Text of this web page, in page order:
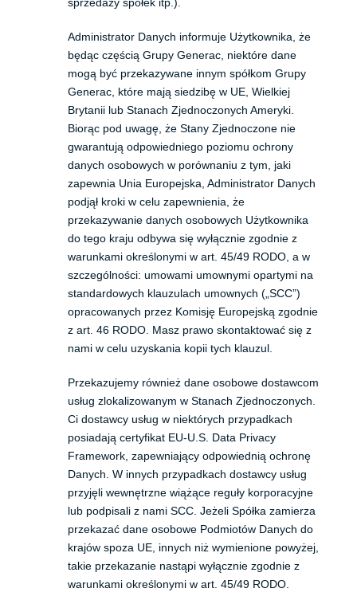
Administrator Danych informuje Użytkownika, że ​​
będąc częścią Grupy Generac, niektóre dane
mogą być przekazywane innym spółkom Grupy
Generac, które mają siedzibę w UE, Wielkiej
Brytanii lub Stanach Zjednoczonych Ameryki.
Biorąc pod uwagę, że Stany Zjednoczone nie
gwarantują odpowiedniego poziomu ochrony
danych osobowych w porównaniu z tym, jaki
zapewnia Unia Europejska, Administrator Danych
podjął kroki w celu zapewnienia, że
przekazywanie danych osobowych Użytkownika
do tego kraju odbywa się wyłącznie zgodnie z
warunkami określonymi w art. 45/49 RODO, a w
szczególności: umowami umownymi opartymi na
standardowych klauzulach umownych („SCC”)
opracowanych przez Komisję Europejską zgodnie
z art. 46 RODO. Masz prawo skontaktować się z
nami w celu uzyskania kopii tych klauzul.
Przekazujemy również dane osobowe dostawcom
usług zlokalizowanym w Stanach Zjednoczonych.
Ci dostawcy usług w niektórych przypadkach
posiadają certyfikat EU-U.S. Data Privacy
Framework, zapewniający odpowiednią ochronę
Danych. W innych przypadkach dostawcy usług
przyjęli wewnętrzne wiążące reguły korporacyjne
lub podpisali z nami SCC. Jeżeli Spółka zamierza
przekazać dane osobowe Podmiotów Danych do
krajów spoza UE, innych niż wymienione powyżej,
takie przekazanie nastąpi wyłącznie zgodnie z
warunkami określonymi w art. 45/49 RODO.